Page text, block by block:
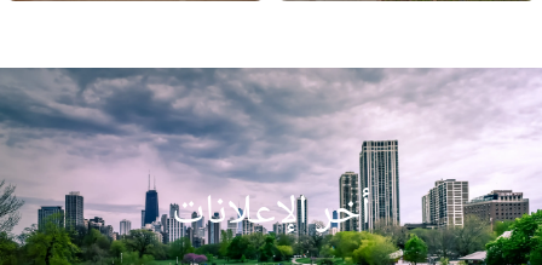
أخر الإعلانات